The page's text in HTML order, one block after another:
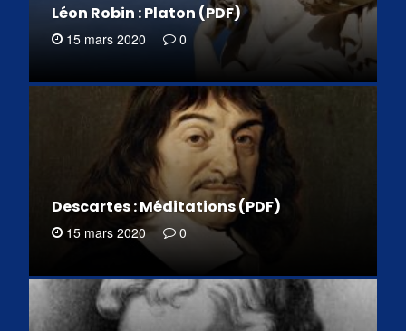
Léon Robin : Platon (PDF)
15 mars 2020 0
Descartes : Méditations (PDF)
15 mars 2020 0